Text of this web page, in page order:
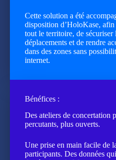
Cette solution a été
disposition d’HoloKase,
tout le territoire, de sécuriser
déplacements et de rendre
dans des zones sans
internet.
Bénéfices :
Des ateliers de concertation
percutants, plus ouverts.
Une prise en main facile de
participants. Des données